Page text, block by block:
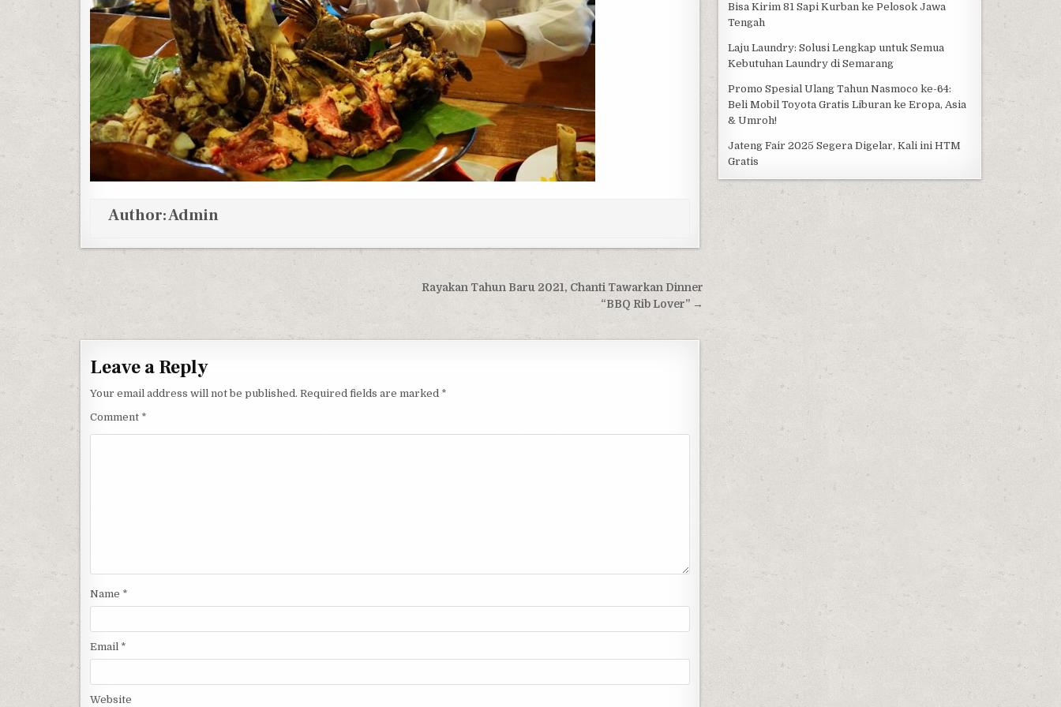
Author:Admin
Post navigation
Rayakan Tahun Baru 2021, Chanti Tawarkan Dinner
“BBQ Rib Lover” →
Leave a Reply
Your email address will not be published. Required fields are marked *
Comment *
Name *
Email *
Website
Bisa Kirim 81 Sapi Kurban ke Pelosok Jawa
Tengah
Laju Laundry: Solusi Lengkap untuk Semua
Kebutuhan Laundry di Semarang
Promo Spesial Ulang Tahun Nasmoco ke-64:
Beli Mobil Toyota Gratis Liburan ke Eropa, Asia
& Umroh!
Jateng Fair 2025 Segera Digelar, Kali ini HTM
Gratis